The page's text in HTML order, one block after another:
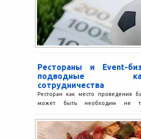
Рестораны и Event-
подводные
сотрудничества
Ресторан как место проведения
может быть необходим не
нибудь торжественное
корпоратив. Помимо